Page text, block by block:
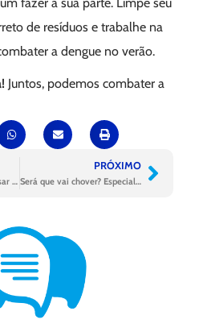
de resíduos e trabalhe na
a dengue no verão.
Juntos, podemos combater a
Lixo zero: é preciso repensar a forma como lidamos com os resíduos
PRÓXIMO
Será que vai chover? Especialista da USP explica como as mudanças climáticas afetam a nossa vida